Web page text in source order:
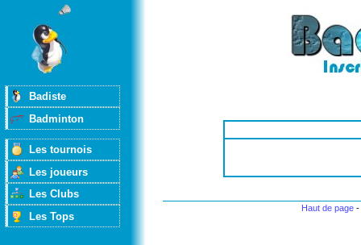
Badiste
Badminton
Les tournois
Les joueurs
Les Clubs
Les Tops
Haut de page